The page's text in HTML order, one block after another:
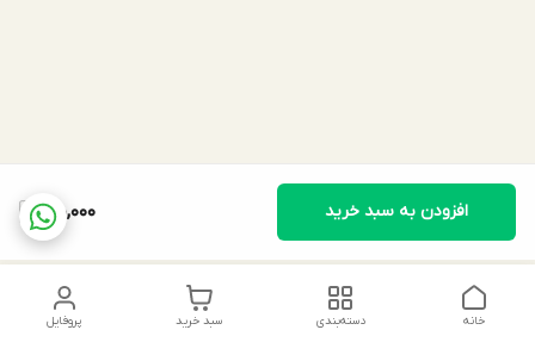
180,000 افزودن به سبد خرید
پروفایل سبد خرید دسته‌بندی خانه